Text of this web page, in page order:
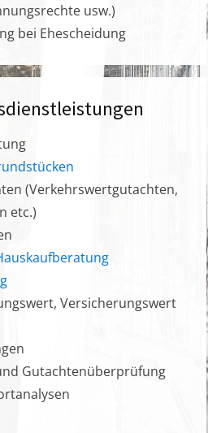
usw.)
bei Ehescheidung
(Verkehrswertgutachten,
etc.)
Versicherungswert
Gutachtenüberprüfung